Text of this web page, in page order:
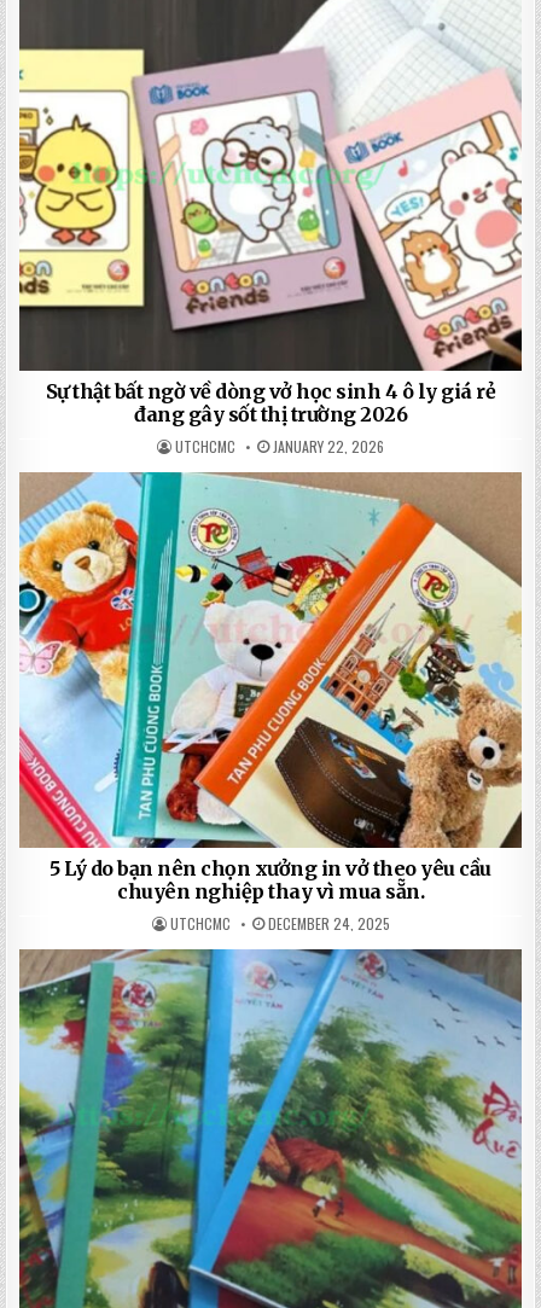
Sự thật bất ngờ về dòng vở học sinh 4 ô ly giá rẻ
đang gây sốt thị trường 2026
UTCHCMC JANUARY 22, 2026
5 Lý do bạn nên chọn xưởng in vở theo yêu cầu
chuyên nghiệp thay vì mua sẵn.
UTCHCMC DECEMBER 24, 2025